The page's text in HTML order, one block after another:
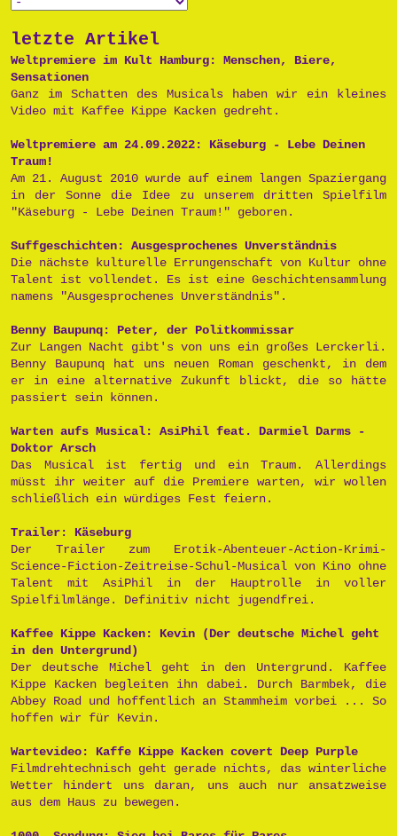
letzte Artikel
Weltpremiere im Kult Hamburg: Menschen, Biere,
Sensationen
Ganz im Schatten des Musicals haben wir ein kleines
Video mit Kaffee Kippe Kacken gedreht.
Weltpremiere am 24.09.2022: Käseburg - Lebe Deinen
Traum!
Am 21. August 2010 wurde auf einem langen Spaziergang
in der Sonne die Idee zu unserem dritten Spielfilm
"Käseburg - Lebe Deinen Traum!" geboren.
Suffgeschichten: Ausgesprochenes Unverständnis
Die nächste kulturelle Errungenschaft von Kultur ohne
Talent ist vollendet. Es ist eine Geschichtensammlung
namens "Ausgesprochenes Unverständnis".
Benny Baupunq: Peter, der Politkommissar
Zur Langen Nacht gibt's von uns ein großes Lerckerli.
Benny Baupunq hat uns neuen Roman geschenkt, in dem
er in eine alternative Zukunft blickt, die so hätte
passiert sein können.
Warten aufs Musical: AsiPhil feat. Darmiel Darms -
Doktor Arsch
Das Musical ist fertig und ein Traum. Allerdings
müsst ihr weiter auf die Premiere warten, wir wollen
schließlich ein würdiges Fest feiern.
Trailer: Käseburg
Der Trailer zum Erotik-Abenteuer-Action-Krimi-
Science-Fiction-Zeitreise-Schul-Musical von Kino ohne
Talent mit AsiPhil in der Hauptrolle in voller
Spielfilmlänge. Definitiv nicht jugendfrei.
Kaffee Kippe Kacken: Kevin (Der deutsche Michel geht
in den Untergrund)
Der deutsche Michel geht in den Untergrund. Kaffee
Kippe Kacken begleiten ihn dabei. Durch Barmbek, die
Abbey Road und hoffentlich an Stammheim vorbei ... So
hoffen wir für Kevin.
Wartevideo: Kaffe Kippe Kacken covert Deep Purple
Filmdrehtechnisch geht gerade nichts, das winterliche
Wetter hindert uns daran, uns auch nur ansatzweise
aus dem Haus zu bewegen.